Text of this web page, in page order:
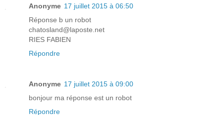
Anonyme 17 juillet 2015 à 06:50
Réponse b un robot
chatosland@laposte.net
RIES FABIEN
Répondre
Anonyme 17 juillet 2015 à 09:00
bonjour ma réponse est un robot
Répondre